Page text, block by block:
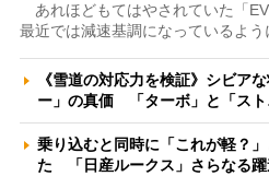
あれほどもてはやされていた「EV
最近では減速基調になっているよ
《雪道の対応力を検証》シビア
ー」の真価 「ターボ」と「ス
乗り込むと同時に「これが軽？
た 「日産ルークス」さらなる